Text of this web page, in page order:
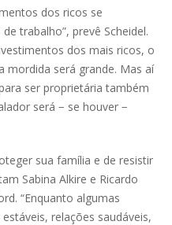
dos ricos se
trabalho”, prevê Scheidel.
dos mais ricos, o
mordida será grande. Mas aí
ser proprietária também
será − se houver −
sua família e de resistir
Sabina Alkire e Ricardo
“Enquanto algumas
relações saudáveis,